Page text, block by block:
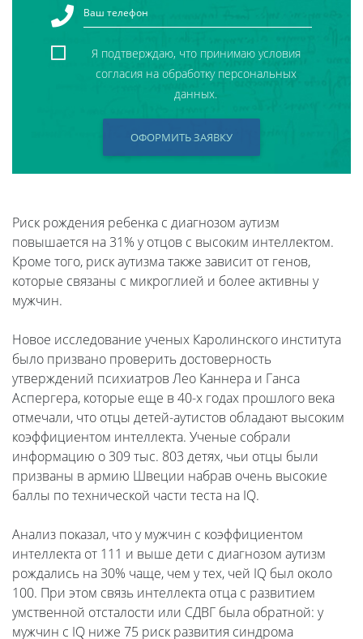
Я подтверждаю, что принимаю условия
согласия на обработку персональных
данных.
ОФОРМИТЬ ЗАЯВКУ
Риск рождения ребенка с диагнозом аутизм
повышается на 31% у отцов с высоким интеллектом.
Кроме того, риск аутизма также зависит от генов,
которые связаны с микроглией и более активны у
мужчин.
Новое исследование ученых Каролинского института
было призвано проверить достоверность
утверждений психиатров Лео Каннера и Ганса
Аспергера, которые еще в 40-х годах прошлого века
отмечали, что отцы детей-аутистов обладают высоким
коэффициентом интеллекта. Ученые собрали
информацию о 309 тыс. 803 детях, чьи отцы были
призваны в армию Швеции набрав очень высокие
баллы по технической части теста на IQ.
Анализ показал, что у мужчин с коэффициентом
интеллекта от 111 и выше дети с диагнозом аутизм
рождались на 30% чаще, чем у тех, чей IQ был около
100. При этом связь интеллекта отца с развитием
умственной отсталости или СДВГ была обратной: у
мужчин с IQ ниже 75 риск развития синдрома